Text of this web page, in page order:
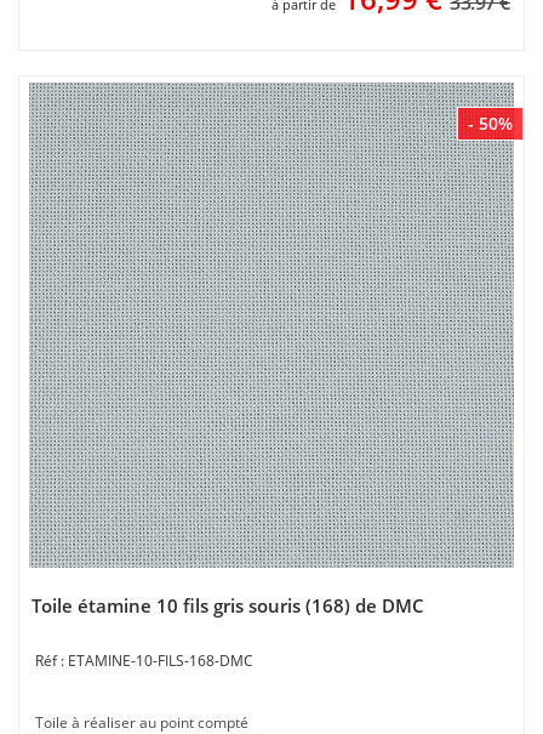
à partir de
- 50%
Toile étamine 10 fils gris souris (168) de DMC
ETAMINE-10-FILS-168-DMC
Toile à réaliser au point compté